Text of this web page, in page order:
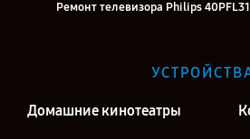
Ремонт телевизора Philips
Ремонт телевизора Philips
Домашние кинотеатры